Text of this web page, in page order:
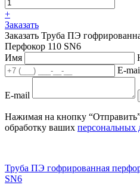
+
Заказать
Заказать Труба ПЭ
Перфокор 110 SN6
Имя
E-
E-mail
Нажимая на кнопку
обработку ваших персональных
Труба ПЭ гофрированная
SN6